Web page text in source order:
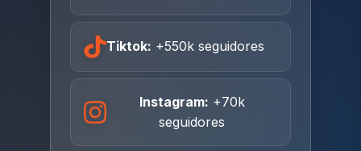
Tiktok: +550k seguidores
Instagram: +70k
seguidores